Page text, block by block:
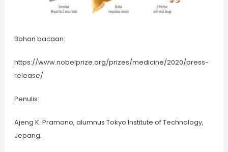
Bahan bacaan:
https://www.nobelprize.org/prizes/medicine/2020/press-
release/
Penulis:
Ajeng K. Pramono, alumnus Tokyo Institute of Technology,
Jepang.